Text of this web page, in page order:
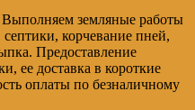
Выполняем земляные работы
корчевание пней,
Предоставление
ее доставка в короткие
оплаты по безналичному